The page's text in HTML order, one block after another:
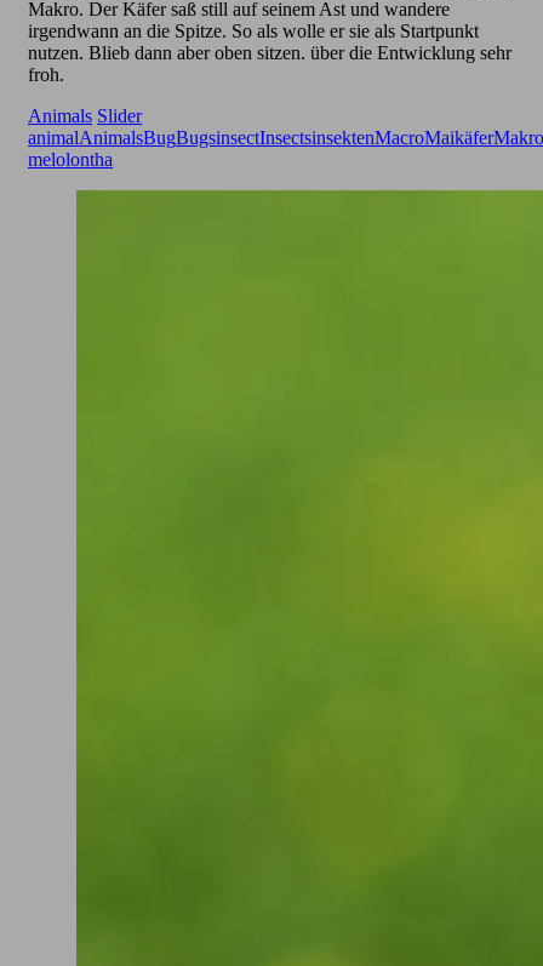
Makro. Der Käfer saß still auf seinem Ast und wandere
irgendwann an die Spitze. So als wolle er sie als Startpunkt
nutzen. Blieb dann aber oben sitzen. über die Entwicklung sehr
froh.
Animals Slider
animalAnimalsBugBugsinsectInsectsinsektenMacroMaikäferMakro
melolontha